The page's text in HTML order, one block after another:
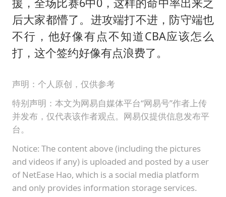
后大家都懵了。进攻端打不进，防守端也
不行，他好像有点不知道CBA应该怎么
打，这个签约好像有点浪费了。
声明：个人原创，仅供参考
特别声明：本文为网易自媒体平台“网易号”作者上传
并发布，仅代表该作者观点。网易仅提供信息发布平
台。
Notice: The content above (including the pictures
and videos if any) is uploaded and posted by a user
of NetEase Hao, which is a social media platform
and only provides information storage services.